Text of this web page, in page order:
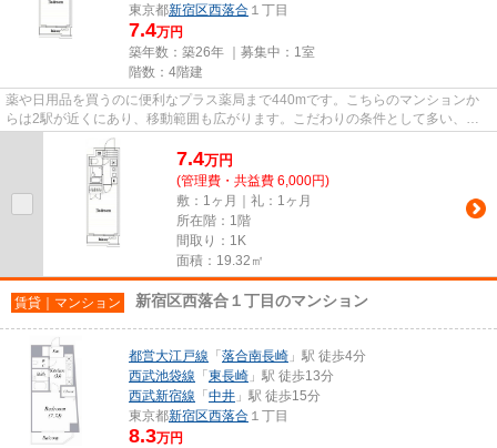
東京都新宿区西落合 １丁目
7.4万円
築年数：築26年 ｜募集中： 1室
階数：4階建
薬や日用品を買うのに便利なプラス薬局まで440mです。こちらのマンションか
らは2駅が近くにあり、移動範囲も広がります。こだわりの条件として多い、駅
徒歩6分の物件です。こちらはマ...
7.4万円
(管理費・共益費 6,000円)
敷：1ヶ月｜礼：1ヶ月
所在階：1階
間取り：1K
面積：19.32㎡
賃貸｜マンション 新宿区西落合１丁目のマンション
都営大江戸線 「 落合南長崎 」駅 徒歩4分
西武池袋線 「 東長崎 」駅 徒歩13分
西武新宿線 「 中井 」駅 徒歩15分
東京都新宿区西落合 １丁目
8.3万円